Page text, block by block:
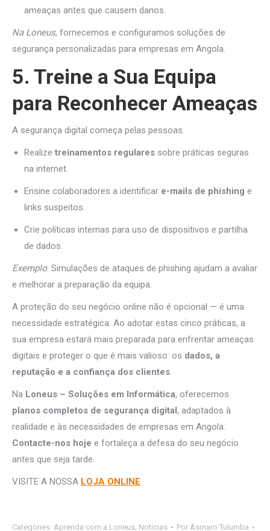
ameaças antes que causem danos.
Na Loneus, fornecemos e configuramos soluções de
segurança personalizadas para empresas em Angola.
5. Treine a Sua Equipa
para Reconhecer Ameaças
A segurança digital começa pelas pessoas.
Realize treinamentos regulares sobre práticas seguras
na internet.
Ensine colaboradores a identificar e-mails de phishing e
links suspeitos.
Crie políticas internas para uso de dispositivos e partilha
de dados.
Exemplo: Simulações de ataques de phishing ajudam a avaliar
e melhorar a preparação da equipa.
A proteção do seu negócio online não é opcional — é uma
necessidade estratégica. Ao adotar estas cinco práticas, a
sua empresa estará mais preparada para enfrentar ameaças
digitais e proteger o que é mais valioso: os dados, a
reputação e a confiança dos clientes.
Na Loneus – Soluções em Informática, oferecemos
planos completos de segurança digital, adaptados à
realidade e às necessidades de empresas em Angola.
Contacte-nos hoje e fortaleça a defesa do seu negócio
antes que seja tarde.
VISITE A NOSSA LOJA ONLINE
Categories: Aprenda com a Loneus, Noticias Por Ásmaro Tulumba